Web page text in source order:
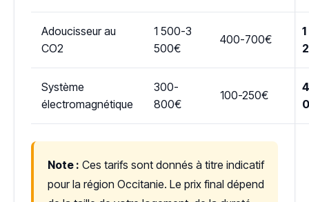
Adoucisseur au
CO2
1 500-3
500€
400-700€
Système
électromagnétique
300-
800€
100-250€
Note : Ces tarifs sont donnés à titre indicatif
pour la région Occitanie. Le prix final dépend